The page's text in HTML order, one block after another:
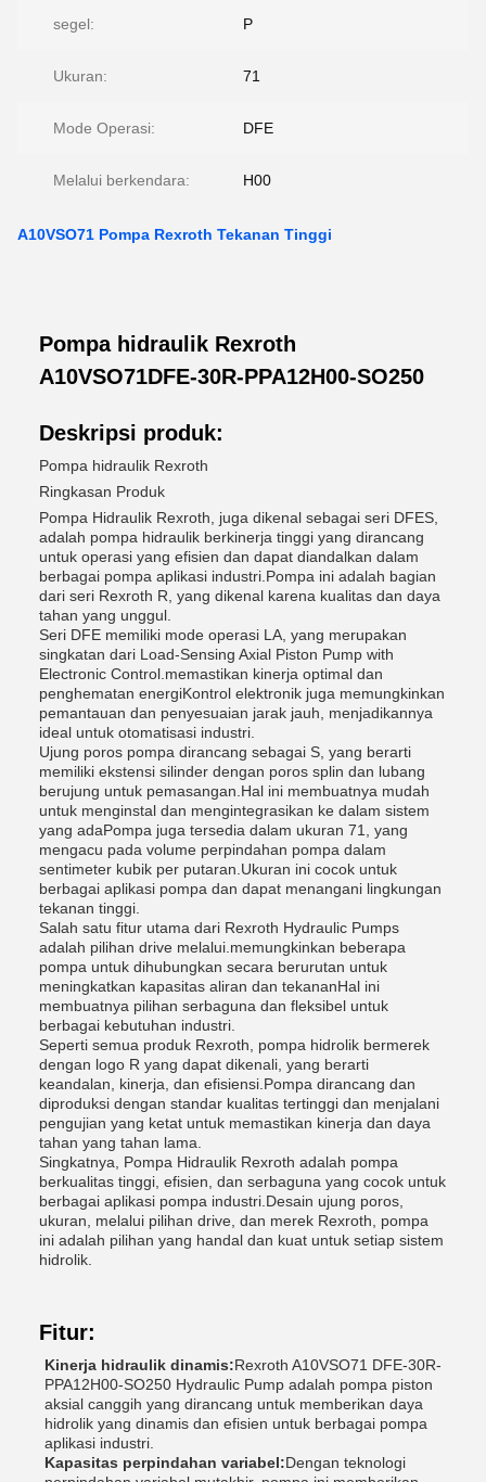
segel: P
Ukuran: 71
Mode Operasi: DFE
Melalui berkendara: H00
A10VSO71 Pompa Rexroth Tekanan Tinggi
Pompa hidraulik Rexroth
A10VSO71DFE-30R-PPA12H00-SO250
Deskripsi produk:
Pompa hidraulik Rexroth
Ringkasan Produk
Pompa Hidraulik Rexroth, juga dikenal sebagai seri DFES,
adalah pompa hidraulik berkinerja tinggi yang dirancang
untuk operasi yang efisien dan dapat diandalkan dalam
berbagai pompa aplikasi industri.Pompa ini adalah bagian
dari seri Rexroth R, yang dikenal karena kualitas dan daya
tahan yang unggul.
Seri DFE memiliki mode operasi LA, yang merupakan
singkatan dari Load-Sensing Axial Piston Pump with
Electronic Control.memastikan kinerja optimal dan
penghematan energiKontrol elektronik juga memungkinkan
pemantauan dan penyesuaian jarak jauh, menjadikannya
ideal untuk otomatisasi industri.
Ujung poros pompa dirancang sebagai S, yang berarti
memiliki ekstensi silinder dengan poros splin dan lubang
berujung untuk pemasangan.Hal ini membuatnya mudah
untuk menginstal dan mengintegrasikan ke dalam sistem
yang adaPompa juga tersedia dalam ukuran 71, yang
mengacu pada volume perpindahan pompa dalam
sentimeter kubik per putaran.Ukuran ini cocok untuk
berbagai aplikasi pompa dan dapat menangani lingkungan
tekanan tinggi.
Salah satu fitur utama dari Rexroth Hydraulic Pumps
adalah pilihan drive melalui.memungkinkan beberapa
pompa untuk dihubungkan secara berurutan untuk
meningkatkan kapasitas aliran dan tekananHal ini
membuatnya pilihan serbaguna dan fleksibel untuk
berbagai kebutuhan industri.
Seperti semua produk Rexroth, pompa hidrolik bermerek
dengan logo R yang dapat dikenali, yang berarti
keandalan, kinerja, dan efisiensi.Pompa dirancang dan
diproduksi dengan standar kualitas tertinggi dan menjalani
pengujian yang ketat untuk memastikan kinerja dan daya
tahan yang tahan lama.
Singkatnya, Pompa Hidraulik Rexroth adalah pompa
berkualitas tinggi, efisien, dan serbaguna yang cocok untuk
berbagai aplikasi pompa industri.Desain ujung poros,
ukuran, melalui pilihan drive, dan merek Rexroth, pompa
ini adalah pilihan yang handal dan kuat untuk setiap sistem
hidrolik.
Fitur:
Kinerja hidraulik dinamis:Rexroth A10VSO71 DFE-30R-
PPA12H00-SO250 Hydraulic Pump adalah pompa piston
aksial canggih yang dirancang untuk memberikan daya
hidrolik yang dinamis dan efisien untuk berbagai pompa
aplikasi industri.
Kapasitas perpindahan variabel:Dengan teknologi